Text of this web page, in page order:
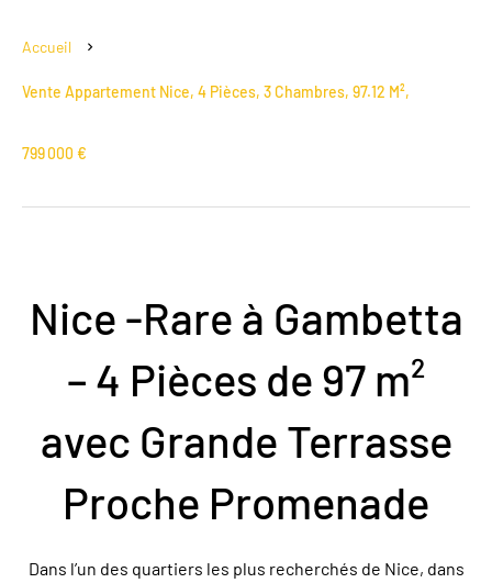
Accueil
Vente Appartement Nice, 4 Pièces, 3 Chambres, 97.12 M²,
799 000 €
Nice -Rare à Gambetta
– 4 Pièces de 97 m²
avec Grande Terrasse
Proche Promenade
Dans l’un des quartiers les plus recherchés de Nice, dans